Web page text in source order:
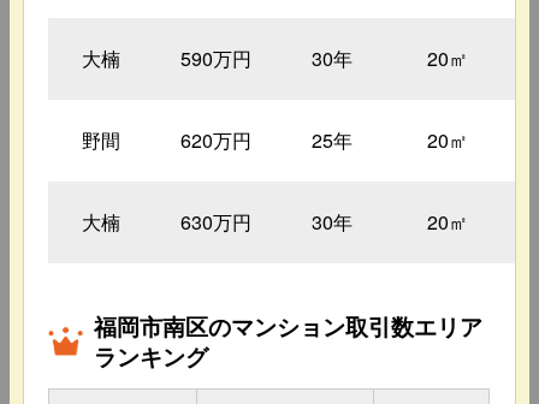
大楠 590万円 30年 20㎡
野間 620万円 25年 20㎡
大楠 630万円 30年 20㎡
福岡市南区のマンション取引数エリア
ランキング